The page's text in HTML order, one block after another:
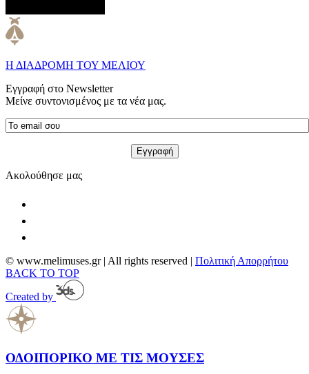
Η ΔΙΑΔΡΟΜΗ ΤΟΥ ΜΕΛΙΟΥ
Εγγραφή στο Newsletter
Μείνε συντονισμένος με τα νέα μας.
Ακολούθησε μας
© www.melimuses.gr | All rights reserved | Πολιτική Απορρήτου
BACK TO TOP
Created by
ΟΔΟΙΠΟΡΙΚΟ ΜΕ ΤΙΣ ΜΟΥΣΕΣ